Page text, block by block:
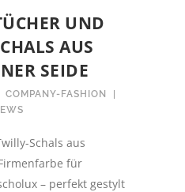
UND
AUS
SEIDE
COMPANY-FASHION
Schals aus
für
– perfekt gestylt